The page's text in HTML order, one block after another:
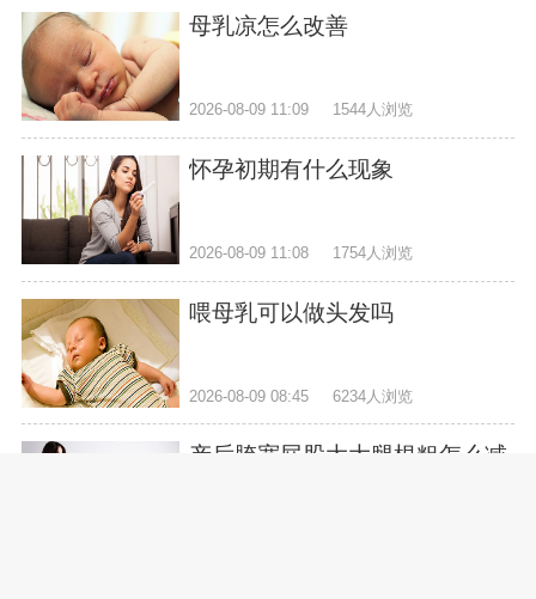
母乳凉怎么改善
2026-08-09 11:09 1544人浏览
怀孕初期有什么现象
2026-08-09 11:08 1754人浏览
喂母乳可以做头发吗
2026-08-09 08:45 6234人浏览
产后胯宽屁股大大腿根粗怎么减